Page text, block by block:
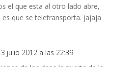
el que esta al otro lado abre,
es que se teletransporta. jajaja
julio 2012 a las 22:39